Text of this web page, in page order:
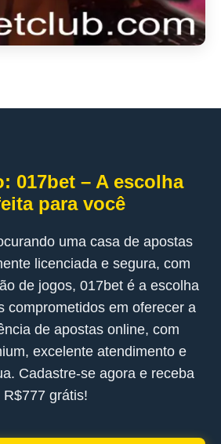
017bet – A escolha
para você
uma casa de apostas
licenciada e segura, com
de jogos, 017bet é a escolha
comprometidos em oferecer a
de apostas online, com
excelente atendimento e
Cadastre-se agora e receba
R$777 grátis!